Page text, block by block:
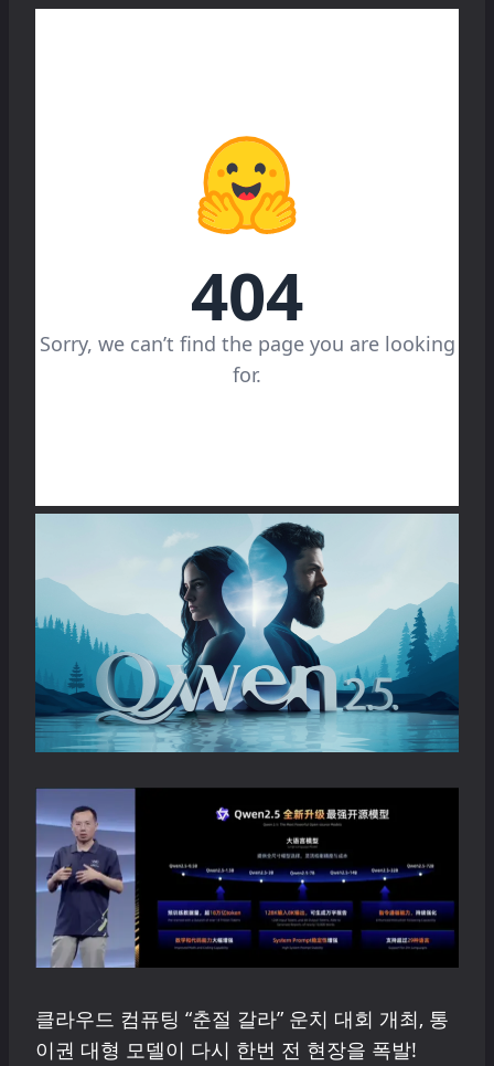
클라우드 컴퓨팅 “춘절 갈라” 운치 대회 개최, 통
이권 대형 모델이 다시 한번 전 현장을 폭발!